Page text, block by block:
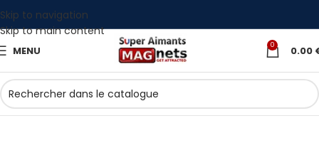
Skip to navigation
Skip to main content
MENU 0 0.00